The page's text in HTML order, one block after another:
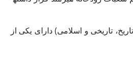
تاریخی و اسلامی) دارای یکی از